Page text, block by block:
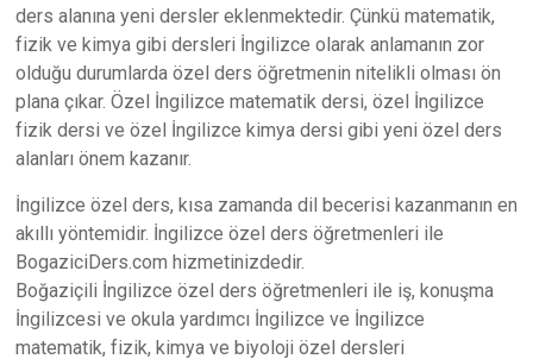
ders alanına yeni dersler eklenmektedir. Çünkü matematik,
fizik ve kimya gibi dersleri İngilizce olarak anlamanın zor
olduğu durumlarda özel ders öğretmenin nitelikli olması ön
plana çıkar. Özel İngilizce matematik dersi, özel İngilizce
fizik dersi ve özel İngilizce kimya dersi gibi yeni özel ders
alanları önem kazanır.
İngilizce özel ders, kısa zamanda dil becerisi kazanmanın en
akıllı yöntemidir. İngilizce özel ders öğretmenleri ile
BogaziciDers.com hizmetinizdedir.
Boğaziçili İngilizce özel ders öğretmenleri ile iş, konuşma
İngilizcesi ve okula yardımcı İngilizce ve İngilizce
matematik, fizik, kimya ve biyoloji özel dersleri